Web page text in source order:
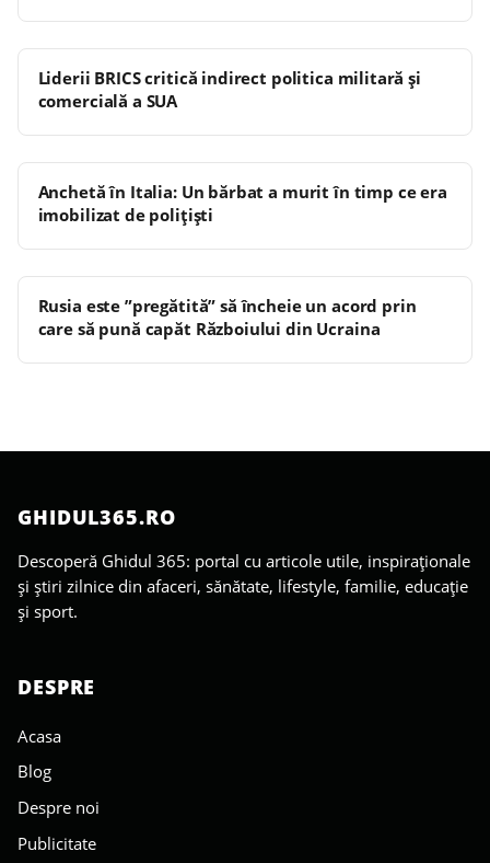
Liderii BRICS critică indirect politica militară şi
comercială a SUA
Anchetă în Italia: Un bărbat a murit în timp ce era
imobilizat de polițiști
Rusia este ”pregătită” să încheie un acord prin
care să pună capăt Războiului din Ucraina
GHIDUL365.RO
Descoperă Ghidul 365: portal cu articole utile, inspiraționale
și știri zilnice din afaceri, sănătate, lifestyle, familie, educație
și sport.
DESPRE
Acasa
Blog
Despre noi
Publicitate